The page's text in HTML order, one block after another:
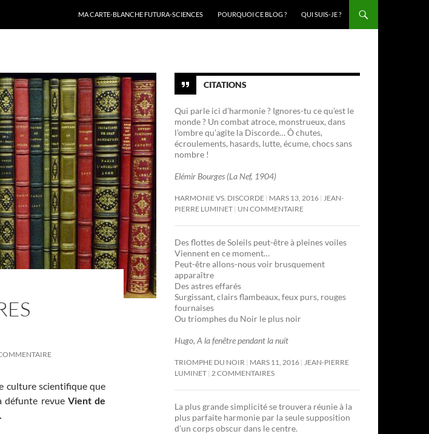
MA CARTE-BLANCHE FUTURA-SCIENCES
POURQUOI CE BLOG ? QUI SUIS-JE ?
culture scientifique que
défunte revue Vient de
.
CITATIONS
Qui parle ici d’harmonie ? Ignores-tu ce qu’est le
monde ? Un combat atroce, monstrueux, dans
l’ombre qu’agite la Discorde… Ô chutes,
écroulements, hasards, lutte, écume, chocs sans
nombre !
Elémir Bourges (La Nef, 1904)
HARMONIE VS. DISCORDE MARS 13, 2016 JEAN-
PIERRE LUMINET UN COMMENTAIRE
Des flottes de Soleils peut-être à pleines voiles
Viennent en ce moment…
Peut-être allons-nous voir brusquement
apparaître
Des astres effarés
Surgissant, clairs flambeaux, feux purs, rouges
fournaises
Ou triomphes du Noir le plus noir
Hugo, A la fenêtre pendant la nuit
TRIOMPHE DU NOIR MARS 11, 2016 JEAN-PIERRE
LUMINET 2 COMMENTAIRES
La plus grande simplicité se trouvera réunie à la
plus parfaite harmonie par la seule supposition
d’un corps obscur dans le centre.